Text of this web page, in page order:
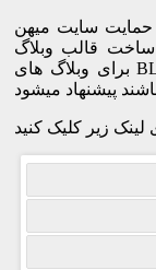
حمایت سایت میهن
قالب وبلاگ
برای وبلاگ های BLOGFA است که به وبلاگ نویسانی که قصد